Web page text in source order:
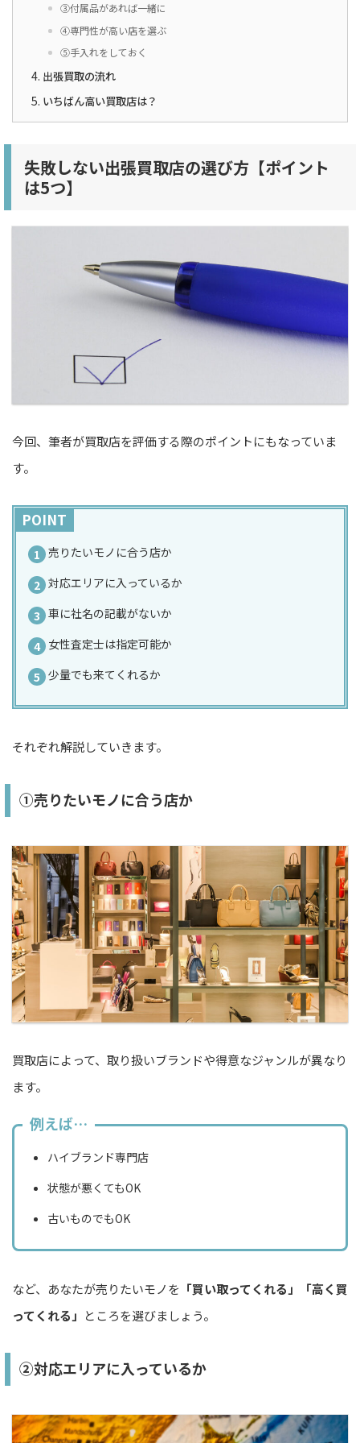
③付属品があれば一緒に
④専門性が高い店を選ぶ
⑤手入れをしておく
出張買取の流れ
いちばん高い買取店は？
失敗しない出張買取店の選び方【ポイント
は5つ】
今回、筆者が買取店を評価する際のポイントにもなっていま
す。
POINT
売りたいモノに合う店か
対応エリアに入っているか
車に社名の記載がないか
女性査定士は指定可能か
少量でも来てくれるか
それぞれ解説していきます。
①売りたいモノに合う店か
買取店によって、取り扱いブランドや得意なジャンルが異なり
ます。
例えば…
ハイブランド専門店
状態が悪くてもOK
古いものでもOK
など、あなたが売りたいモノを 「買い取ってくれる」「高く買
ってくれる」 ところを選びましょう。
②対応エリアに入っているか